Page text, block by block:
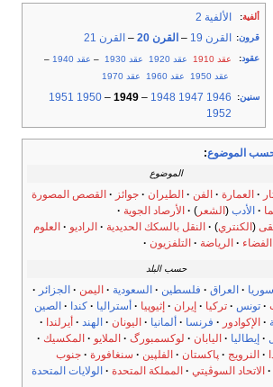
ألفية: الألفية 2
قرون: القرن 19 – القرن 20 – القرن 21
عقود: عقد 1910 عقد 1920 عقد 1930 – عقد 1940
–
عقد 1950
عقد 1960 عقد 1970
سنين:
1946
1947
1948
–
1949
–
1950
1951
1952
:
الموضوع
العمارة الفن الطيران جوائز
القصص المصورة
الأدب (الشعر )
الأرصاد الجوية
(الكنتري) النقل بالسكك الحديدية الراديو
العلوم
الفضاء
الرياضة التلفزيون
حسب البلد
سوريا العراق فلسطين السعودية اليمن
الجزائر
تونس تركيا إيران إثيوپيا أستراليا كندا
الصين
الإكوادور فرنسا ألمانيا اليونان الهند
أيرلندا
إيطاليا اليابان لوكسمبورگ الملايو
المكسيك
النرويج پاكستان الفلپين سنغافورة
جنوب
الاتحاد السوڤيتي المملكة المتحدة الولايات المتحدة